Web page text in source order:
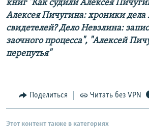
книг "Как судили Алексея
Алексея Пичугина: хроники
свидетелей? Дело Невзлина:
заочного процесса", "Алексей
перепутья"
Поделиться Читать без VPN
Этот контент также в категориях